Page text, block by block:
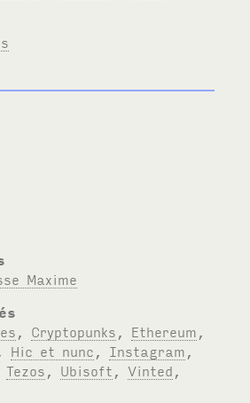
Maxime
, Cryptopunks , Ethereum ,
Hic et nunc , Instagram ,
Tezos , Ubisoft ,Vinted ,